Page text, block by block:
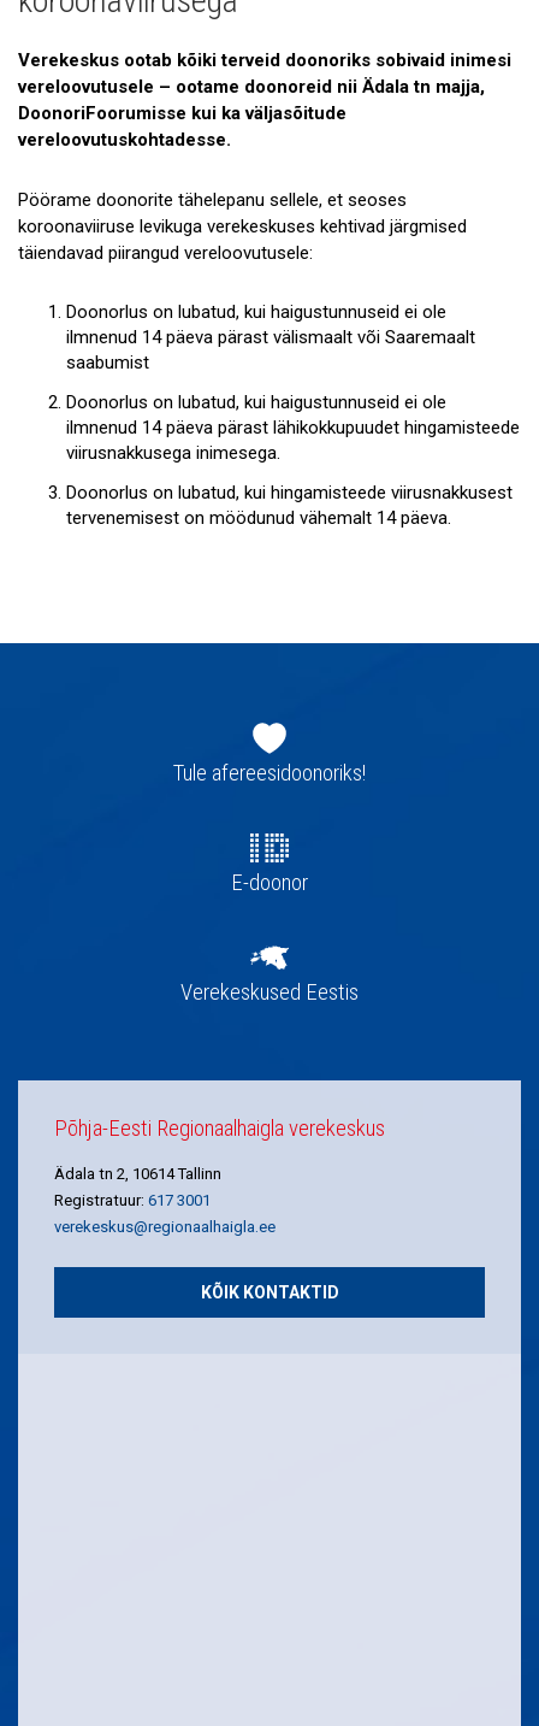
Galerii
Koostöö
Tule tööle!
Andmekaitse
Verekeskus ootab kõiki terveid doonoriks sobivaid inimesi
vereloovutusele – ootame doonoreid nii Ädala tn majja,
DoonoriFoorumisse kui ka väljasõitude
vereloovutuskohtadesse.
Pöörame doonorite tähelepanu sellele, et seoses
koroonaviiruse levikuga verekeskuses kehtivad järgmised
täiendavad piirangud vereloovutusele:
Doonorlus on lubatud, kui haigustunnuseid ei ole
ilmnenud 14 päeva pärast välismaalt või Saaremaalt
saabumist
Doonorlus on lubatud, kui haigustunnuseid ei ole
ilmnenud 14 päeva pärast lähikokkupuudet hingamisteede
viirusnakkusega inimesega.
Doonorlus on lubatud, kui hingamisteede viirusnakkusest
tervenemisest on möödunud vähemalt 14 päeva.
navigatsioonTule afereesidoonoriks!
E-doonor
Verekeskused Eestis
Põhja-Eesti Regionaalhaigla verekeskus
Ädala tn 2, 10614 Tallinn
Registratuur: 617 3001
verekeskus@regionaalhaigla.ee
KÕIK KONTAKTID